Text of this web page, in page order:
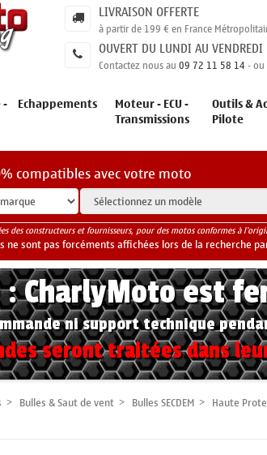
LIVRAISON OFFERTE
à partir de 199 € en France
OUVERT DU LUNDI AU
Contactez nous au09 72 11 58 14-
- Echappements Moteur - ECU -
Transmissions
Outils &
Pilote
compatibles avec votre moto
des constructeurs et fournisseurs, pour des motos conformes à
ne sont pas forcéments affichées lors de la recherche
: CharlyMoto est
ni support technique
seront traitées dans
Bulles & Saut de vent Bulles SECDEM Haute